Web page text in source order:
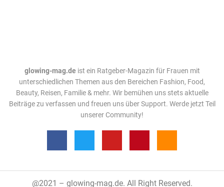
glowing-mag.de ist ein Ratgeber-Magazin für Frauen mit
unterschiedlichen Themen aus den Bereichen Fashion, Food,
Beauty, Reisen, Familie & mehr. Wir bemühen uns stets aktuelle
Beiträge zu verfassen und freuen uns über Support. Werde jetzt Teil
unserer Community!
@2021 – glowing-mag.de. All Right Reserved.